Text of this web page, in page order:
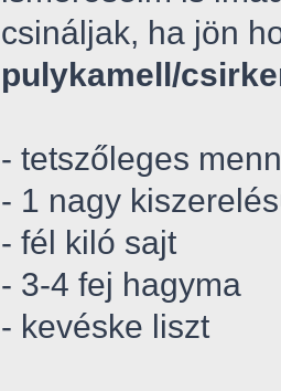
csináljak, ha jön
pulykamell/
- tetszőleges
- 1 nagy
- fél kiló sajt
- 3-4 fej hagyma
- kevéske liszt